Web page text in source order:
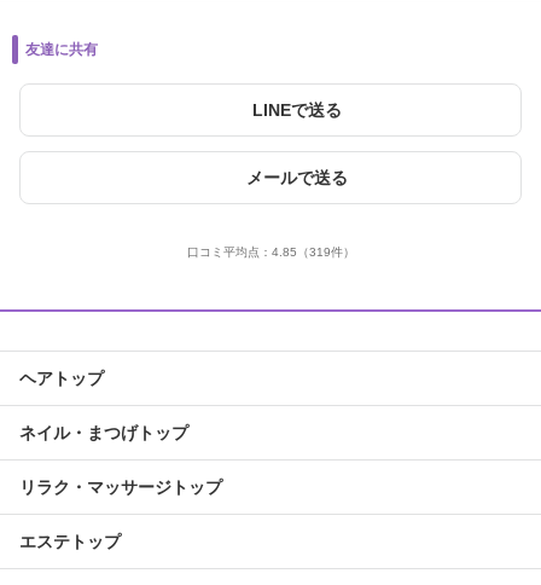
友達に共有
LINEで送る
メールで送る
口コミ平均点： 4.85 （319件）
ヘアトップ
ネイル・まつげトップ
リラク・マッサージトップ
エステトップ